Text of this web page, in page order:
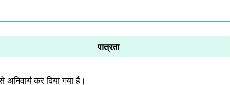
पात्रता
कर दिया गया है।